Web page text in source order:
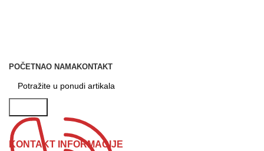
POČETNAO NAMAKONTAKT
KONTAKT INFORMACIJE